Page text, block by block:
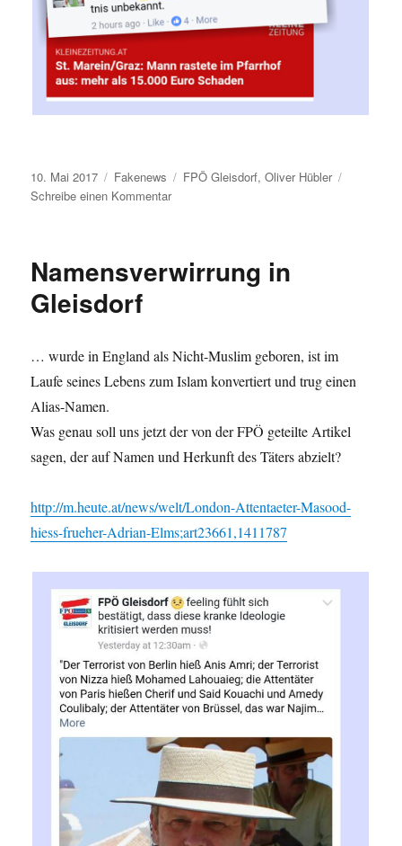
f
a
i
10. Mai 2017 Fakenews FPÖ Gleisdorf,Oliver Hübler
Schreibe einen Kommentar
Namensverwirrung in
Gleisdorf
… wurde in England als Nicht-Muslim geboren, ist im
Laufe seines Lebens zum Islam konvertiert und trug einen
Alias-Namen.
Was genau soll uns jetzt der von der FPÖ geteilte Artikel
sagen, der auf Namen und Herkunft des Täters abzielt?
http://m.heute.at/news/welt/London-Attentaeter-Masood-
hiess-frueher-Adrian-Elms;art23661,1411787